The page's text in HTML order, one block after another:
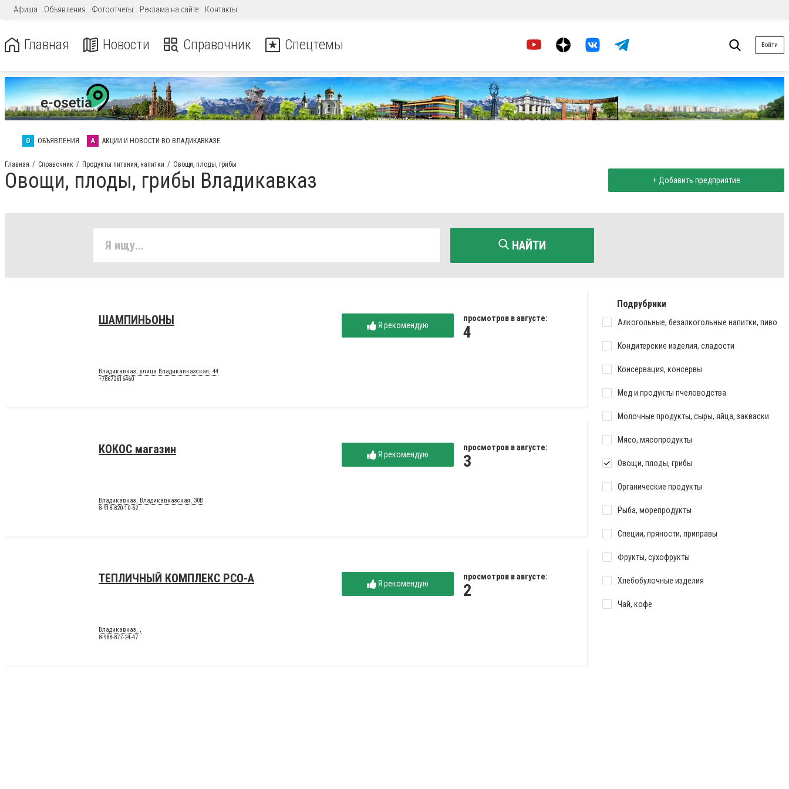
Афиша Объявления Фотоотчеты Реклама на сайте Контакты
Главная Новости Справочник Спецтемы Войти
О ОБЪЯВЛЕНИЯ А АКЦИИ И НОВОСТИ ВО ВЛАДИКАВКАЗЕ
Главная Справочник Продукты питания, напитки Овощи, плоды, грибы
Овощи, плоды, грибы Владикавказ + Добавить предприятие
НАЙТИ
ШАМПИНЬОНЫ
Владикавказ, улица Владикавказская, 44
+78672616460
Я рекомендую
просмотров в августе:
4
КОКОС магазин
Владикавказ, Владикавказская, 30В
8-918-820-10-62
Я рекомендую
просмотров в августе:
3
ТЕПЛИЧНЫЙ КОМПЛЕКС РСО-А
Владикавказ, ,
8-988-877-24-47
Я рекомендую
просмотров в августе:
2
Подрубрики
Алкогольные, безалкогольные напитки, пиво
Кондитерские изделия, сладости
Консервация, консервы
Мед и продукты пчеловодства
Молочные продукты, сыры, яйца, закваски
Мясо, мясопродукты
Овощи, плоды, грибы
Органические продукты
Рыба, морепродукты
Специи, пряности, приправы
Фрукты, сухофрукты
Хлебобулочные изделия
Чай, кофе